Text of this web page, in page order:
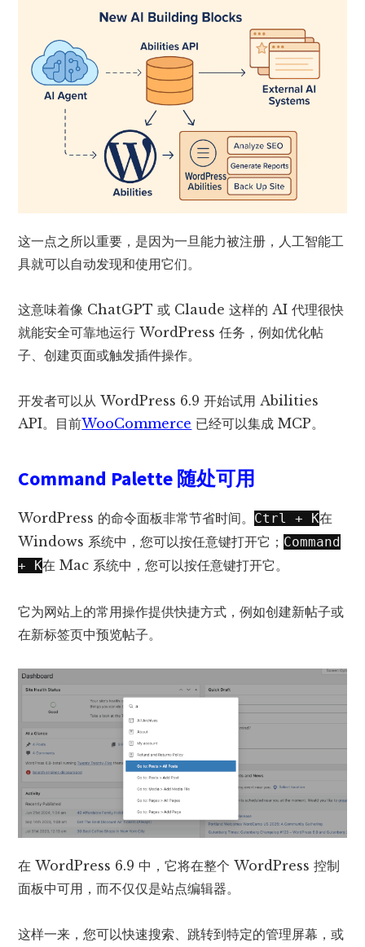
这一点之所以重要，是因为一旦能力被注册，人工智能工
具就可以自动发现和使用它们。
这意味着像 ChatGPT 或 Claude 这样的 AI 代理很快
就能安全可靠地运行 WordPress 任务，例如优化帖
子、创建页面或触发插件操作。
开发者可以从 WordPress 6.9 开始试用 Abilities
API。目前WooCommerce 已经可以集成 MCP。
Command Palette 随处可用
WordPress 的命令面板非常节省时间。 Ctrl + K在
Windows 系统中，您可以按任意键打开它； Command
+ K在 Mac 系统中，您可以按任意键打开它。
它为网站上的常用操作提供快捷方式，例如创建新帖子或
在新标签页中预览帖子。
在 WordPress 6.9 中，它将在整个 WordPress 控制
面板中可用，而不仅仅是站点编辑器。
这样一来，您可以快速搜索、跳转到特定的管理屏幕，或